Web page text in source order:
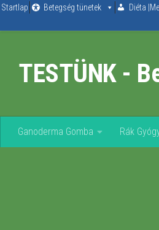
Skip to content
Startlap Betegség tünetek Diéta
TESTÜNK -
Ganoderma Gomba Rák